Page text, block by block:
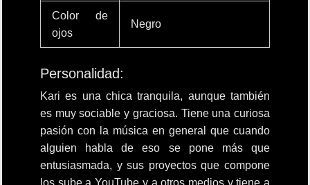
Color de
ojos
Negro
Personalidad:
Kari es una chica tranquila, aunque también
es muy sociable y graciosa. Tiene una curiosa
pasión con la música en general que cuando
alguien habla de eso se pone más que
entusiasmada, y sus proyectos que compone